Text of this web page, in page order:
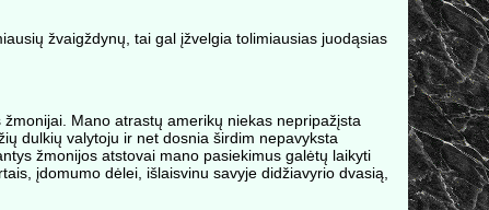
žvaigždynų, tai gal įžvelgia tolimiausias juodąsias
Mano atrastų amerikų niekas nepripažįsta
dulkių valytoju ir net dosnia širdim nepavyksta
žmonijos atstovai mano pasiekimus galėtų laikyti
įdomumo dėlei, išlaisvinu savyje didžiavyrio dvasią,